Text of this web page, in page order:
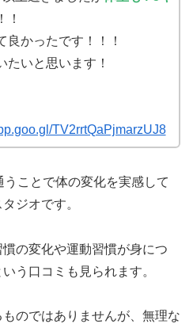
！！
良かったです！！！
たいと思います！
TV2rrtQaPjmarzUJ8
うことで体の変化を実感して
ジオです。
の変化や運動習慣が身につ
う口コミも見られます。
のではありませんが、無理な